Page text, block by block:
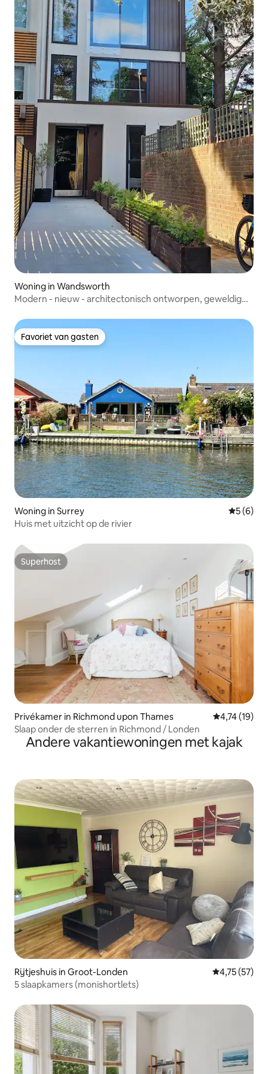
Woning in Wandsworth
Modern - nieuw - architectonisch ontworpen, geweldig
Favoriet van gasten
Favoriet van gasten
Woning in Surrey
5 (6)
Huis met uitzicht op de rivier
Superhost
Superhost
Privékamer in Richmond upon Thames Gemiddelde
4,74 (19)
Slaap onder de sterren in Richmond / Londen
Andere vakantiewoningen met kajak
Rijtjeshuis in Groot-Londen Gemiddelde
4,75 (57)
5 slaapkamers (monishortlets)